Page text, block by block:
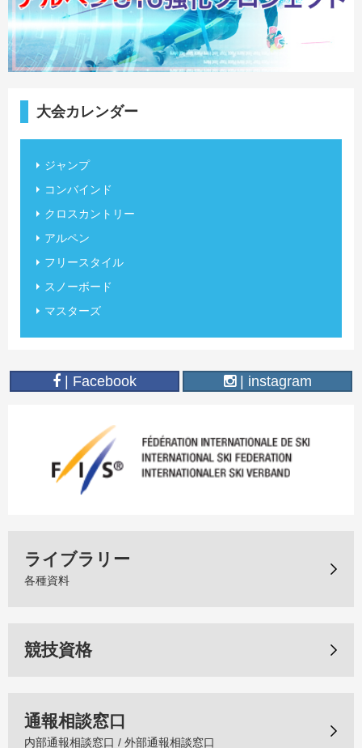
大会カレンダー
ジャンプ
コンバインド
クロスカントリー
アルペン
フリースタイル
スノーボード
マスターズ
| Facebook | instagram
ライブラリー
各種資料
競技資格
通報相談窓口
内部通報相談窓口 / 外部通報相談窓口